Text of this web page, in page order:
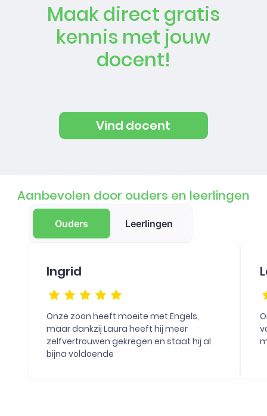
Maak direct gratis
kennis met jouw
docent!
Vind docent
Aanbevolen door ouders en leerlingen
Ouders Leerlingen
Ingrid
Onze zoon heeft moeite met Engels,
maar dankzij Laura heeft hij meer
zelfvertrouwen gekregen en staat hij al
bijna voldoende